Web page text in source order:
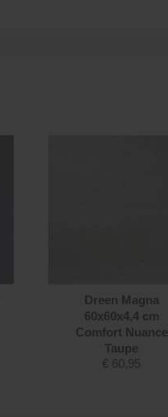
Dreen Magna
60x60x4,4 cm
Comfort Nuance
Taupe
€ 60,95